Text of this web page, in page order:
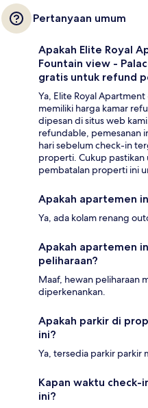
Pertanyaan umum
Apakah Elite Royal
Fountain view -
gratis untuk refund
Ya, Elite Royal
memiliki harga kamar
dipesan di situs web
refundable, pemesanan
hari sebelum check-in
properti. Cukup pastikan
pembatalan properti ini
Apakah apartemen
Ya, ada kolam renang
Apakah apartemen
peliharaan?
Maaf, hewan peliharaan
diperkenankan.
Apakah parkir di
ini?
Ya, tersedia parkir parkir
Kapan waktu check-
ini?